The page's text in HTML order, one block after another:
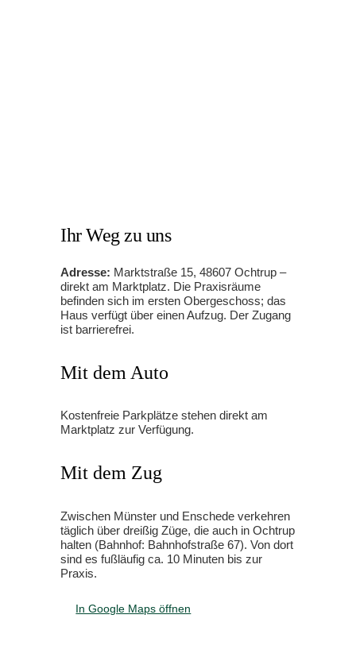
Ihr Weg zu uns
Adresse: Marktstraße 15, 48607 Ochtrup –
direkt am Marktplatz. Die Praxisräume
befinden sich im ersten Obergeschoss; das
Haus verfügt über einen Aufzug. Der Zugang
ist barrierefrei.
Mit dem Auto
Kostenfreie Parkplätze stehen direkt am
Marktplatz zur Verfügung.
Mit dem Zug
Zwischen Münster und Enschede verkehren
täglich über dreißig Züge, die auch in Ochtrup
halten (Bahnhof: Bahnhofstraße 67). Von dort
sind es fußläufig ca. 10 Minuten bis zur
Praxis.
In Google Maps öffnen